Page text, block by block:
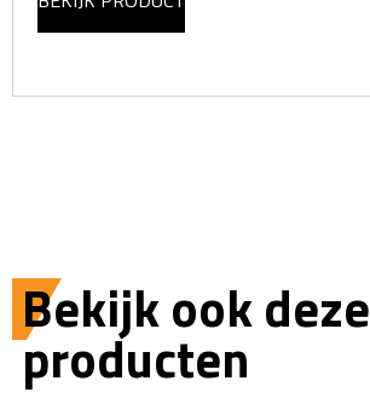
Bekijk ook deze
producten